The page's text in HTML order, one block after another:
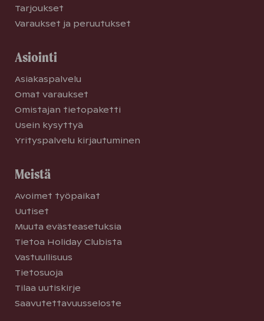
Tarjoukset
Varaukset ja peruutukset
Asiointi
Asiakaspalvelu
Omat varaukset
Omistajan tietopaketti
Usein kysyttyä
Yrityspalvelu kirjautuminen
Meistä
Avoimet työpaikat
Uutiset
Muuta evästeasetuksia
Tietoa Holiday Clubista
Vastuullisuus
Tietosuoja
Tilaa uutiskirje
Saavutettavuusseloste